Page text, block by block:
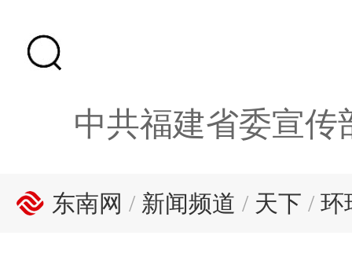
中共福建省委宣传
东南网 / 新闻频道 / 天下 / 环